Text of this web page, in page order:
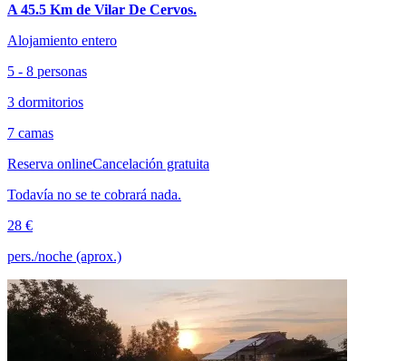
A 45.5 Km de Vilar De Cervos.
Alojamiento entero
5 - 8 personas
3 dormitorios
7 camas
Reserva onlineCancelación gratuita
Todavía no se te cobrará nada.
28 €
pers./noche (aprox.)